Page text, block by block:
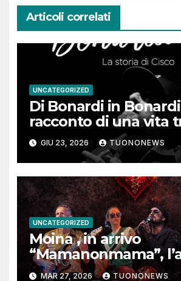
Articoli correlati
UNCATEGORIZED
Di Bonardi in
racconto di una vita
memoria, musica e
GIU 23, 2026 TUONONEWS
UNCATEGORIZED
Moina , in arrivo
“Mamanonmama”,
debutto per Ghost
MAR 27, 2026 TUONONEWS